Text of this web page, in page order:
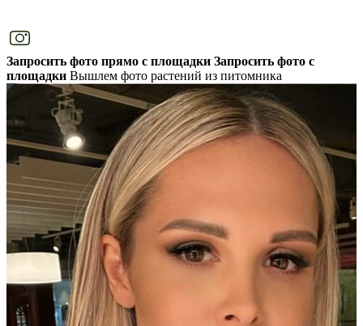
Запросить фото прямо с площадки Запросить фото с
площадки Вышлем фото растений из питомника